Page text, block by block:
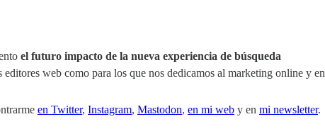
el futuro impacto de la nueva experiencia de búsqueda
editores web como para los que nos dedicamos al marketing online y en
⁠⁠⁠en Twitter⁠⁠⁠, ⁠⁠⁠Instagram⁠⁠⁠, ⁠⁠⁠Mastodon⁠⁠⁠, ⁠⁠⁠en mi web⁠⁠⁠ y en ⁠⁠⁠mi newsletter⁠⁠⁠.